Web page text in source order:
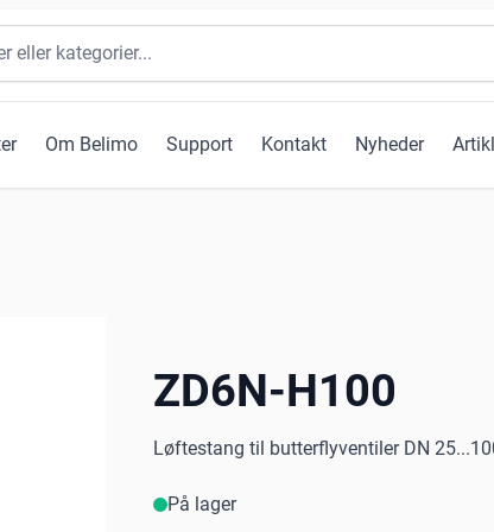
Om Belimo Support Kontakt Nyheder
ZD6N-H100
Løftestang til butterflyventiler DN
På lager